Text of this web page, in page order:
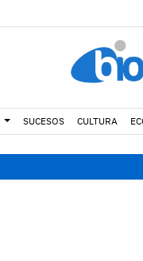
SUCESOS CULTURA